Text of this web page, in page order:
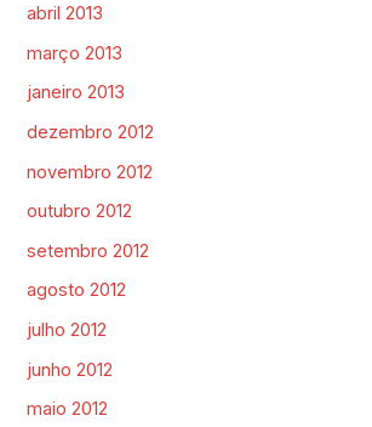
abril 2013
março 2013
janeiro 2013
dezembro 2012
novembro 2012
outubro 2012
setembro 2012
agosto 2012
julho 2012
junho 2012
maio 2012